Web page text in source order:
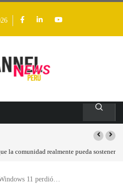
pueda sostenerLas tarjetas gráficas
11 perdió…